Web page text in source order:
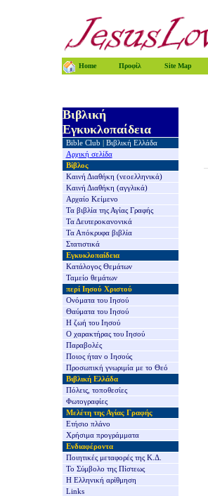
Home Προφίλ Site Map
Βιβλική
Εγκυκλοπαίδεια
Bible Club
Βιβλική Ελλάδα
Αρχική σελίδα
Βίβλος
Καινή Διαθήκη (νεοελληνικά)
Καινή Διαθήκη (αγγλικά)
Αρχαίο Κείμενο
Τα βιβλία τηςΑγίας Γραφής
Τα Δευτεροκανονικά
Τα Απόκρυφα βιβλία
Στατιστικά
Εγκυκλοπαίδεια
Κατάλογος Θεμάτων
Ταμείο θεμάτων
περί Ιησού Χριστού
Ονόματα του Ιησού
Θαύματα του Ιησού
Η ζωή του Ιησού
Ο χαρακτήρας του Ιησού
Παραβολές
Ποιος ήταν ο Ιησούς
Προσωπική γνωριμία με το Θεό
Βιβλική Ελλάδα
Πόλεις, τοποθεσίες
Φωτογραφίες
Μελέτη της Αγίας Γραφής
Ετήσιο πλάνο
Χρήσιμα προγράμματα
Ενδιαφέροντα
Ποιητικές μεταφορές της Κ.Δ.
Το Σύμβολο της Πίστεως
Η Ελληνική αρίθμηση
Links